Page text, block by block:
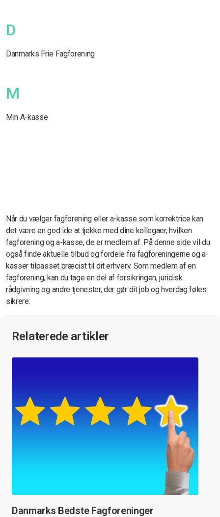
D
Danmarks Frie Fagforening
M
Min A-kasse
Når du vælger fagforening eller a-kasse som korrektrice kan
det være en god ide at tjekke med dine kollegaer, hvilken
fagforening og a-kasse, de er medlem af. På denne side vil du
også finde aktuelle tilbud og fordele fra fagforeningerne og a-
kasser tilpasset præcist til dit erhverv. Som medlem af en
fagforening, kan du tage en del af forsikringen, juridisk
rådgivning og andre tjenester, der gør dit job og hverdag føles
sikrere.
Relaterede artikler
Danmarks Bedste Fagforeninger